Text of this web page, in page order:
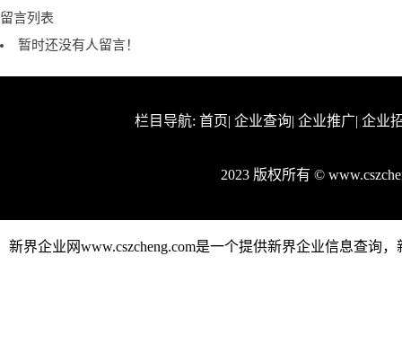
留言列表
暂时还没有人留言！
栏目导航: 首页| 企业查询| 企业推广| 企业
2023 版权所有 ©
新界企业网www.cszcheng.com是一个提供新界企业信息查询